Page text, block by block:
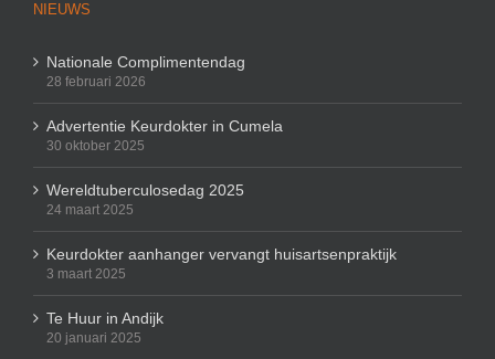
NIEUWS
Nationale Complimentendag
28 februari 2026
Advertentie Keurdokter in Cumela
30 oktober 2025
Wereldtuberculosedag 2025
24 maart 2025
Keurdokter aanhanger vervangt huisartsenpraktijk
3 maart 2025
Te Huur in Andijk
20 januari 2025